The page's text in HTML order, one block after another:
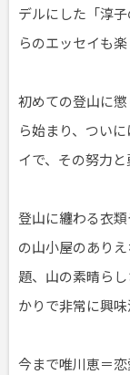
デルにした「淳
らのエッセイも
初めての登山に
ら始まり、つい
イで、その努力と
登山に纏わる衣
の山小屋のあり
題、山の素晴ら
かりで非常に興味
今まで唯川恵＝